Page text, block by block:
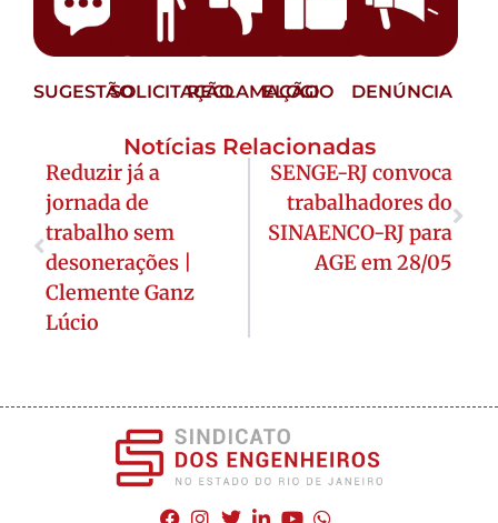
SUGESTÃOSOLICITAÇÃORECLAMAÇÃO
ELOGIO DENÚNCIA
Notícias Relacionadas
Reduzir já a
jornada de
trabalho sem
desonerações |
Clemente Ganz
Lúcio
SENGE-RJ convoca
trabalhadores do
SINAENCO-RJ para
AGE em 28/05